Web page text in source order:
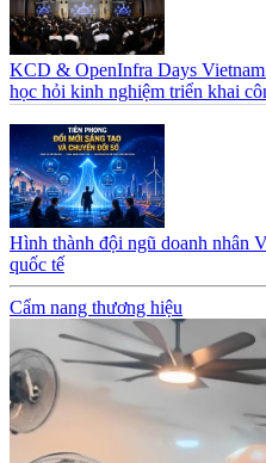
KCD & OpenInfra Days
học hỏi kinh nghiệm triển khai
Hình thành đội ngũ doanh nhân
quốc tế
Cẩm nang thương hiệu